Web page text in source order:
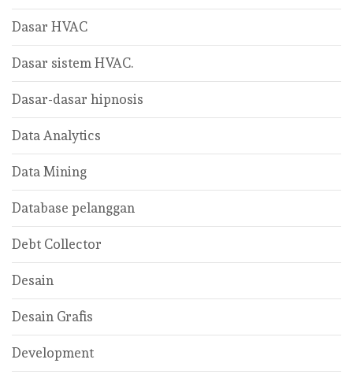
Dasar HVAC
Dasar sistem HVAC.
Dasar-dasar hipnosis
Data Analytics
Data Mining
Database pelanggan
Debt Collector
Desain
Desain Grafis
Development